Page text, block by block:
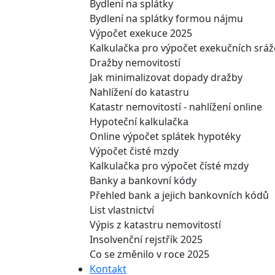
Bydlení na splátky
Bydlení na splátky formou nájmu
Výpočet exekuce 2025
Kalkulačka pro výpočet exekučních
Dražby nemovitostí
Jak minimalizovat dopady dražby
Nahlížení do katastru
Katastr nemovitostí - nahlížení online
Hypoteční kalkulačka
Online výpočet splátek hypotéky
Výpočet čisté mzdy
Kalkulačka pro výpočet čísté mzdy
Banky a bankovní kódy
Přehled bank a jejich bankovních kódů
List vlastnictví
Výpis z katastru nemovitostí
Insolvenční rejstřík 2025
Co se změnilo v roce 2025
Kontakt